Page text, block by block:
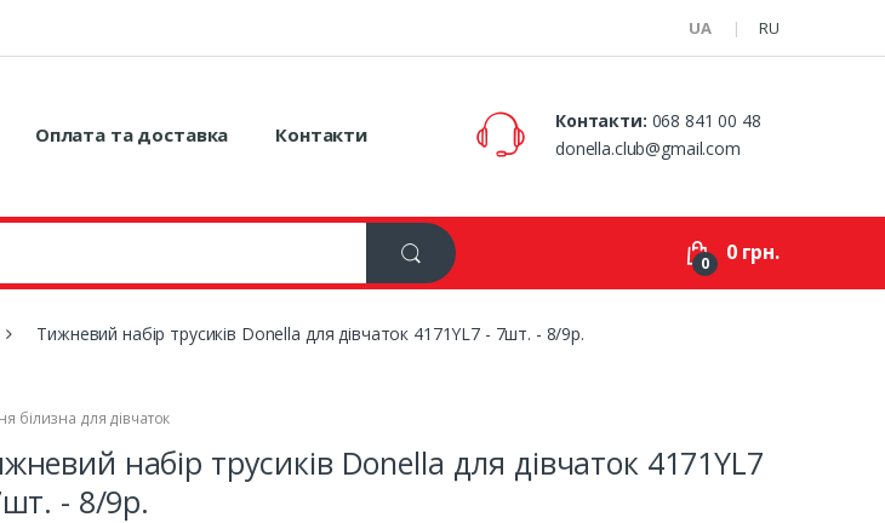
UA RU
Оплата та доставка Контакти
Контакти: 068 841 00 48
donella.club@gmail.com
0 0 грн.
Тижневий набір трусиків Donella для дівчаток 4171YL7 - 7шт. - 8/9р.
білизна для дівчаток
набір трусиків Donella для дівчаток 4171YL7
- 8/9р.